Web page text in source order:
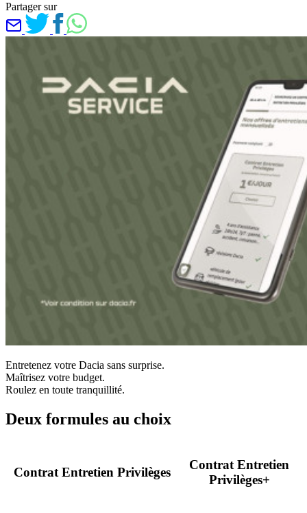
Partager sur
Entretenez votre Dacia sans surprise.
Maîtrisez votre budget.
Roulez en toute tranquillité.
Deux formules au choix
Contrat Entretien Privilèges
Contrat Entretien
Privilèges+